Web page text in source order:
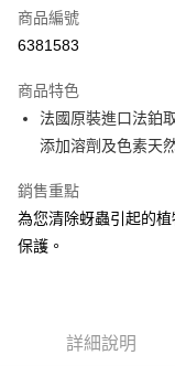
超商取貨付款
Apple Pay
悠遊付
全盈+PAY
運送方式
付款後全家取貨
商品編號
6381583
商品特色
法國原裝進口法鉑
添加溶劑及色素天
銷售重點
為您清除蚜蟲引起的
保護。
詳細說明